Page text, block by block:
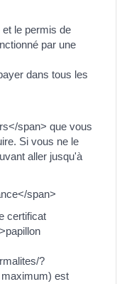
le permis de
par une
dans tous les
span> que vous
Si vous ne le
aller jusqu'à
span>
certificat
?
est